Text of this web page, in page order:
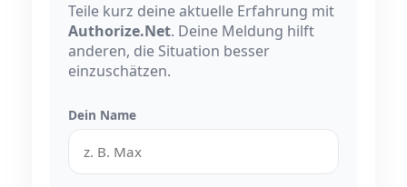
Teile kurz deine aktuelle Erfahrung mit
Authorize.Net. Deine Meldung hilft
anderen, die Situation besser
einzuschätzen.
Dein Name